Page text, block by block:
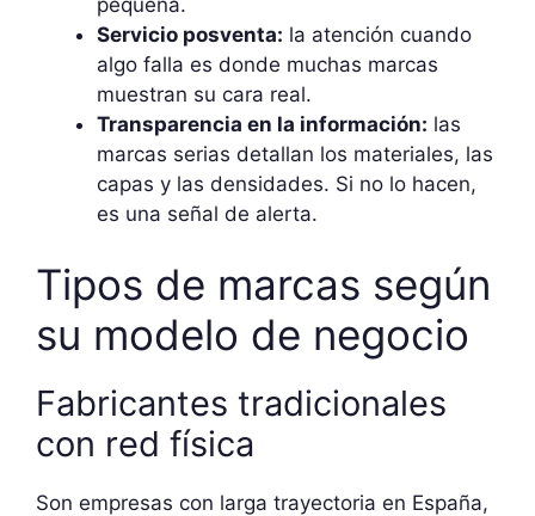
Servicio posventa: la atención cuando
algo falla es donde muchas marcas
muestran su cara real.
Transparencia en la información: las
marcas serias detallan los materiales, las
capas y las densidades. Si no lo hacen,
es una señal de alerta.
Tipos de marcas según
su modelo de negocio
Fabricantes tradicionales
con red física
Son empresas con larga trayectoria en España,